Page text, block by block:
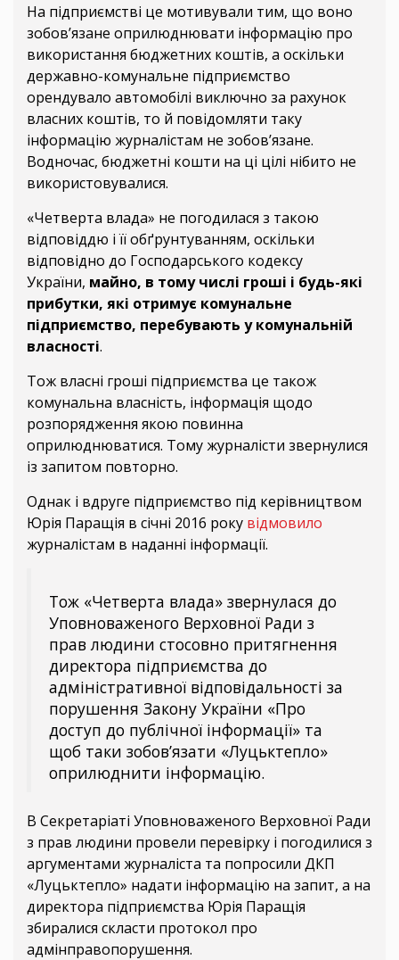
На підприємстві це мотивували тим, що воно
зобов’язане оприлюднювати інформацію про
використання бюджетних коштів, а оскільки
державно-комунальне підприємство
орендувало автомобілі виключно за рахунок
власних коштів, то й повідомляти таку
інформацію журналістам не зобов’язане.
Водночас, бюджетні кошти на ці цілі нібито не
використовувалися.
«Четверта влада» не погодилася з такою
відповіддю і її обґрунтуванням, оскільки
відповідно до Господарського кодексу
України, майно, в тому числі гроші і будь-які
прибутки, які отримує комунальне
підприємство, перебувають у комунальній
власності.
Тож власні гроші підприємства це також
комунальна власність, інформація щодо
розпорядження якою повинна
оприлюднюватися. Тому журналісти звернулися
із запитом повторно.
Однак і вдруге підприємство під керівництвом
Юрія Паращія в січні 2016 року відмовило
журналістам в наданні інформації.
Тож «Четверта влада» звернулася до
Уповноваженого Верховної Ради з
прав людини стосовно притягнення
директора підприємства до
адміністративної відповідальності за
порушення Закону України «Про
доступ до публічної інформації» та
щоб таки зобов’язати «Луцьктепло»
оприлюднити інформацію.
В Секретаріаті Уповноваженого Верховної Ради
з прав людини провели перевірку і погодилися з
аргументами журналіста та попросили ДКП
«Луцьктепло» надати інформацію на запит, а на
директора підприємства Юрія Паращія
збиралися скласти протокол про
адмінправопорушення.